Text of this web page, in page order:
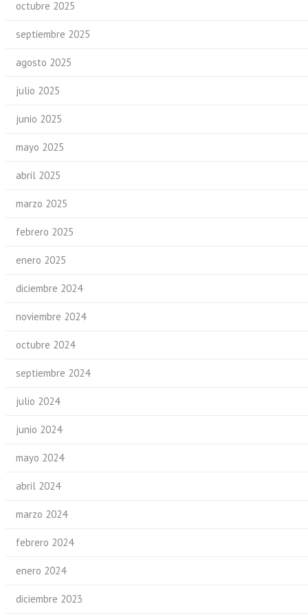
octubre 2025
septiembre 2025
agosto 2025
julio 2025
junio 2025
mayo 2025
abril 2025
marzo 2025
febrero 2025
enero 2025
diciembre 2024
noviembre 2024
octubre 2024
septiembre 2024
julio 2024
junio 2024
mayo 2024
abril 2024
marzo 2024
febrero 2024
enero 2024
diciembre 2023